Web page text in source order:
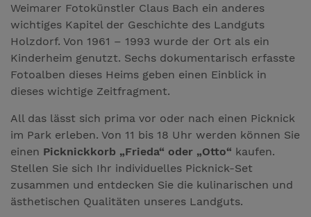
Weimarer Fotokünstler Claus Bach ein anderes
wichtiges Kapitel der Geschichte des Landguts
Holzdorf. Von 1961 – 1993 wurde der Ort als ein
Kinderheim genutzt. Sechs dokumentarisch erfasste
Fotoalben dieses Heims geben einen Einblick in
dieses wichtige Zeitfragment.
All das lässt sich prima vor oder nach einen Picknick
im Park erleben. Von 11 bis 18 Uhr werden können Sie
einen Picknickkorb „Frieda“ oder „Otto“ kaufen.
Stellen Sie sich Ihr individuelles Picknick-Set
zusammen und entdecken Sie die kulinarischen und
ästhetischen Qualitäten unseres Landguts.